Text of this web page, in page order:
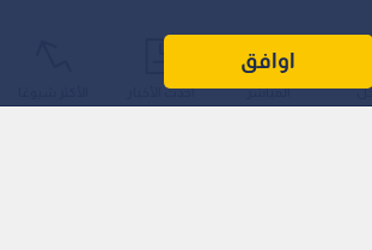
اوافق
المباشر أحدث الأخبار